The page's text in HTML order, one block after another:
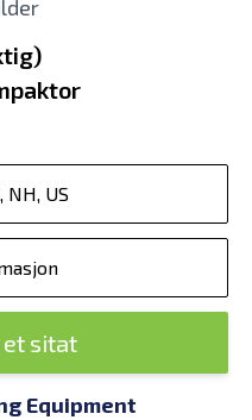
US
sitat
Equipment